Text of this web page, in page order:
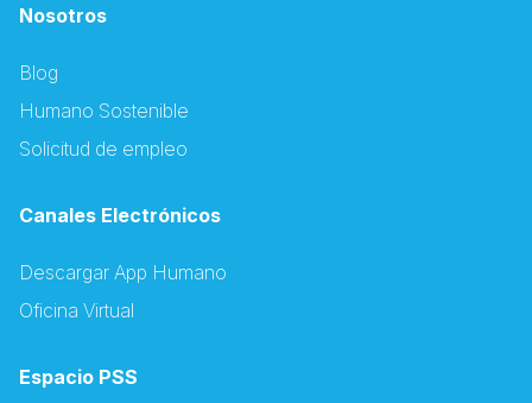
Nosotros
Blog
Humano Sostenible
Solicitud de empleo
Canales Electrónicos
Descargar App Humano
Oficina Virtual
Espacio PSS